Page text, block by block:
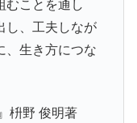
むことを通し
し、工夫しなが
、生き方につな
枡野 俊明著